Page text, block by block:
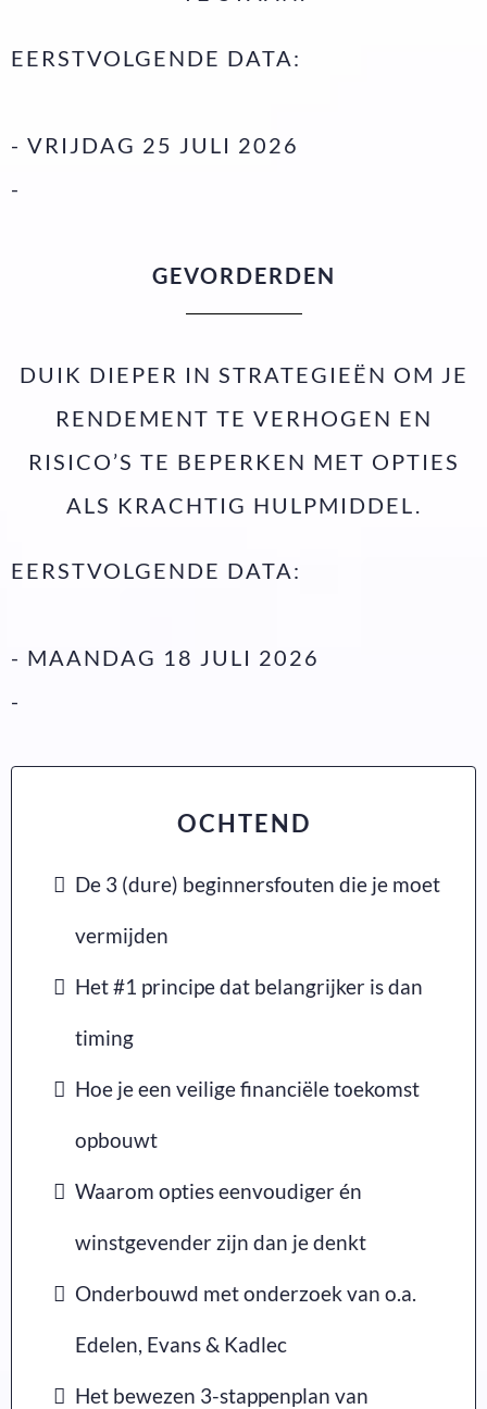
EERSTVOLGENDE DATA:
- VRIJDAG 25 JULI 2026
-
GEVORDERDEN
DUIK DIEPER IN STRATEGIEËN OM JE
RENDEMENT TE VERHOGEN EN
RISICO’S TE BEPERKEN MET OPTIES
ALS KRACHTIG HULPMIDDEL.
EERSTVOLGENDE DATA:
- MAANDAG 18 JULI 2026
-
OCHTEND
De 3 (dure) beginnersfouten die je moet
vermijden
Het #1 principe dat belangrijker is dan
timing
Hoe je een veilige financiële toekomst
opbouwt
Waarom opties eenvoudiger én
winstgevender zijn dan je denkt
Onderbouwd met onderzoek van o.a.
Edelen, Evans & Kadlec
Het bewezen 3-stappenplan van